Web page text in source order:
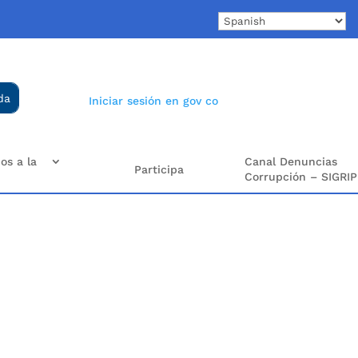
Iniciar sesión en gov co
a la
Participa
Canal Denuncias
Corrupción – SIGRIP